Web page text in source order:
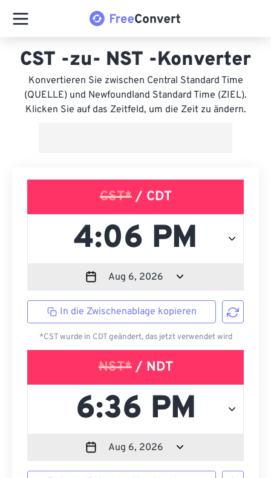
CST -zu- NST -Konverter
Konvertieren Sie zwischen Central Standard Time
(QUELLE) und Newfoundland Standard Time (ZIEL).
Klicken Sie auf das Zeitfeld, um die Zeit zu ändern.
CST*/ CDT
In die Zwischenablage kopieren
*CST wurde in CDT geändert, das jetzt verwendet wird
NST*/ NDT